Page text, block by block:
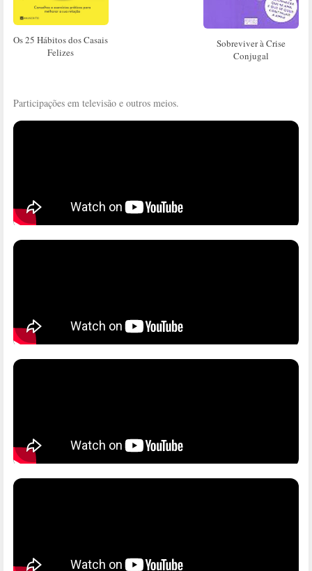
Os 25 Hábitos dos Casais
Felizes
Sobreviver à Crise
Conjugal
Participações em televisão e outros meios.